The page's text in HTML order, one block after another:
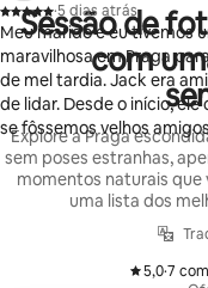
Sessão de
com
Explore a Praga
sem poses estranhas,
momentos naturais que
uma lista dos
5,0
,
·7 ,
,
·5 dias atrás
Meu marido e eu tivemos
maravilhosa em Praga
de mel tardia. Jack era
de lidar. Desde o início,
se fôssemos velhos
sentir relaxados e
câmera. Ele também nos
correspondiam às nossas
apresentou a alguns
perfeitos para a sessão